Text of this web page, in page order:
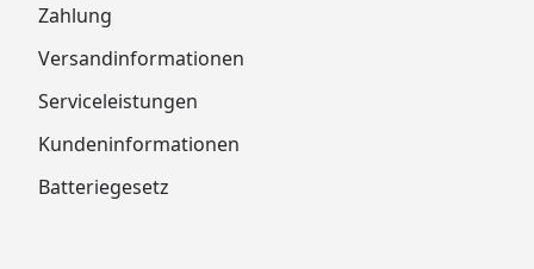
Zahlung
Versandinformationen
Serviceleistungen
Kundeninformationen
Batteriegesetz